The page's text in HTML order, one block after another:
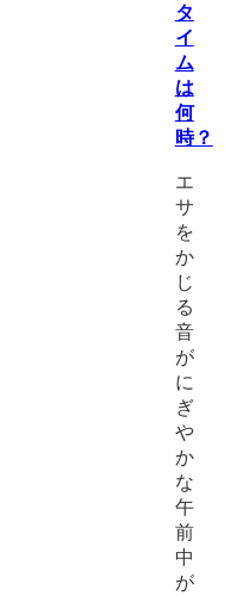
タ
イ
ム
は
何
時？
エ
サ
を
か
じ
る
音
が
に
ぎ
や
か
な
午
前
中
が